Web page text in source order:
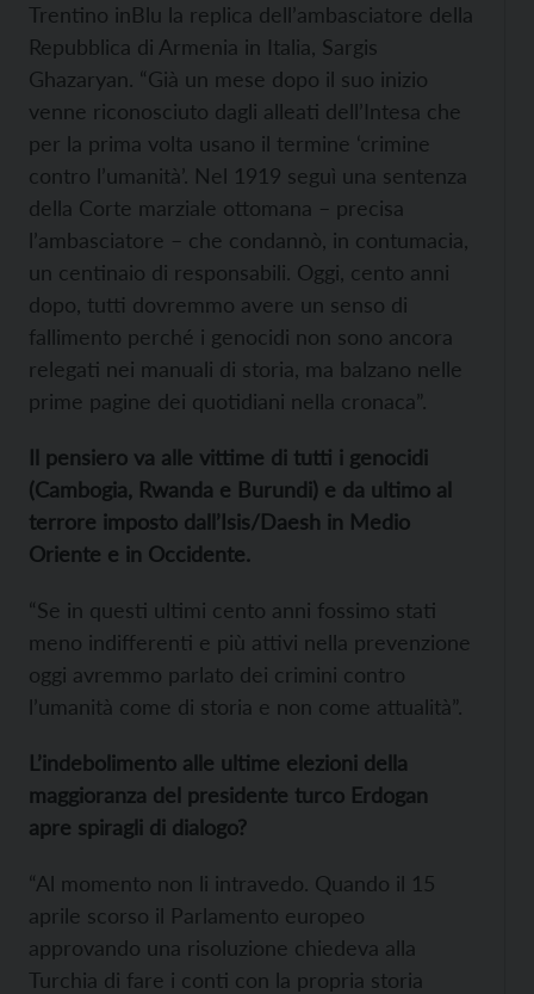
Trentino inBlu la replica dell’ambasciatore della
Repubblica di Armenia in Italia, Sargis
Ghazaryan. “Già un mese dopo il suo inizio
venne riconosciuto dagli alleati dell’Intesa che
per la prima volta usano il termine ‘crimine
contro l’umanità’. Nel 1919 seguì una sentenza
della Corte marziale ottomana – precisa
l’ambasciatore – che condannò, in contumacia,
un centinaio di responsabili. Oggi, cento anni
dopo, tutti dovremmo avere un senso di
fallimento perché i genocidi non sono ancora
relegati nei manuali di storia, ma balzano nelle
prime pagine dei quotidiani nella cronaca”.
Il pensiero va alle vittime di tutti i genocidi
(Cambogia, Rwanda e Burundi) e da ultimo al
terrore imposto dall’Isis/Daesh in Medio
Oriente e in Occidente.
“Se in questi ultimi cento anni fossimo stati
meno indifferenti e più attivi nella prevenzione
oggi avremmo parlato dei crimini contro
l’umanità come di storia e non come attualità”.
L’indebolimento alle ultime elezioni della
maggioranza del presidente turco Erdogan
apre spiragli di dialogo?
“Al momento non li intravedo. Quando il 15
aprile scorso il Parlamento europeo
approvando una risoluzione chiedeva alla
Turchia di fare i conti con la propria storia